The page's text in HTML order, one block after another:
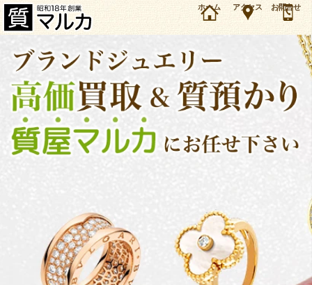
大阪・千里中央のお客様よりグラフ キス バングル パヴェダイヤモンド RGB436を買取・質預
かりしました。ブランドジュエリーの買取＆質預かり・質入れは大阪・豊中の質屋マルカにお
任せ下さい。
ホーム アクセス お問合せ